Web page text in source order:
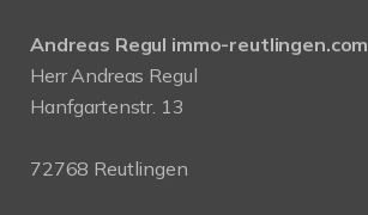
Andreas Regul immo-reutlingen.com
Herr Andreas Regul
Hanfgartenstr. 13
72768 Reutlingen